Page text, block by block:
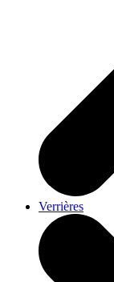
Verrières